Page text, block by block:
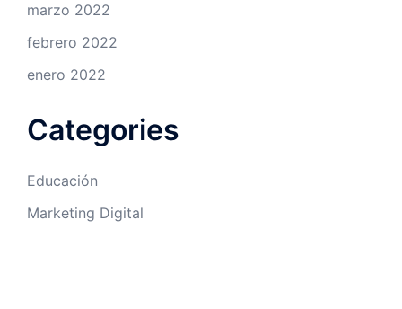
marzo 2022
febrero 2022
enero 2022
Categories
Educación
Marketing Digital